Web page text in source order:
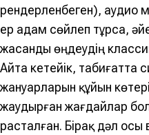
рендерленбеген), аудио
ер адам сөйлеп тұрса,
жасанды өңдеудің
Айта кетейік, табиғатта
жануарларын құйын
жаудырған жағдайлар
расталған. Бірақ дәл